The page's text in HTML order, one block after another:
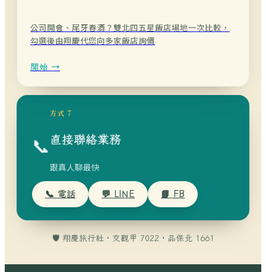
公司開會、尾牙春酒？雙北四五星飯店場地一次比較，
勾選後由翔慶代您向多家飯店詢價
開始 →
📞
方式 7
直接聯絡業務
跟真人聊最快
📞 電話 💬 LINE 📘 FB
🛡️ 翔慶旅行社 · 交觀甲 7022 · 品保北 1661